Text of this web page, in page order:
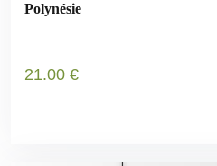
Polynésie
21.00 €